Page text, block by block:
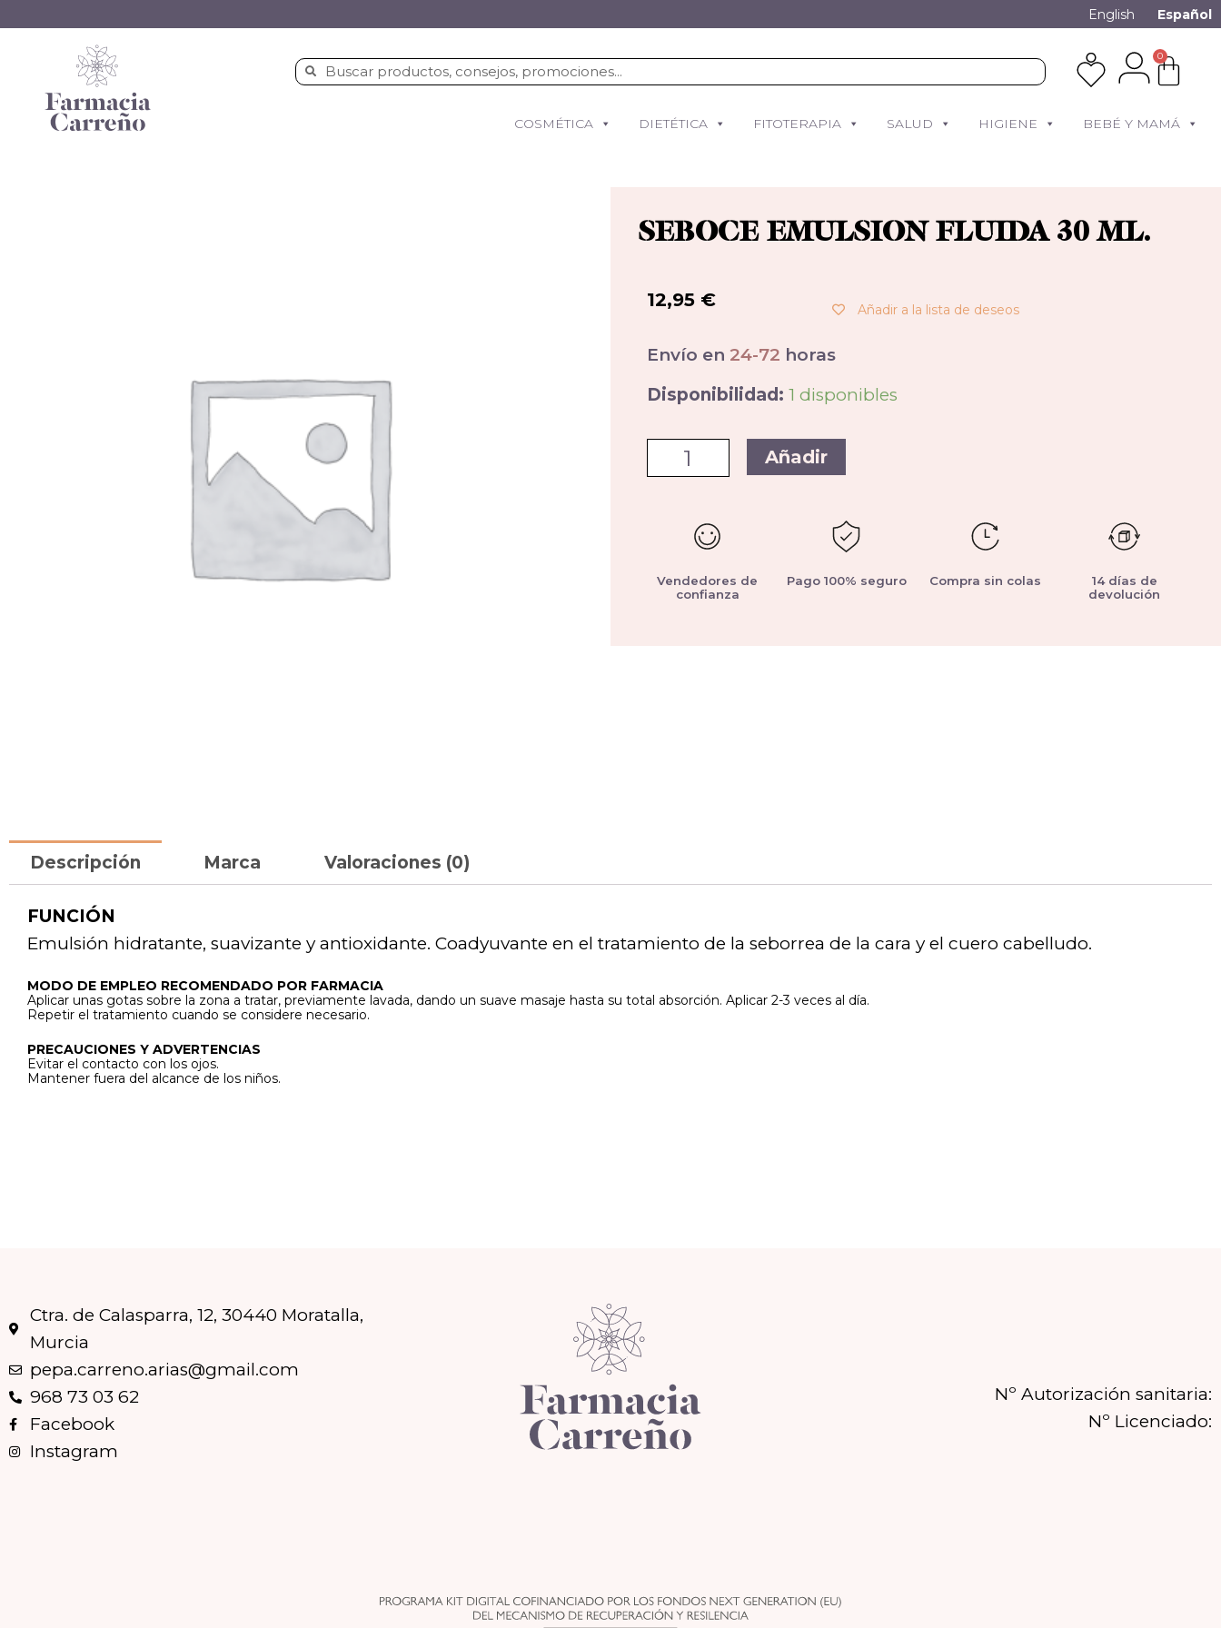
English Español
0
COSMÉTICA DIETÉTICA FITOTERAPIA SALUD HIGIENE BEBÉ Y MAMÁ
SEBOCE EMULSION FLUIDA 30 ML.
12,95 € Añadir a la lista de deseos
Envío en 24-72 horas
Disponibilidad: 1 disponibles
Añadir
Vendedores de
confianza
Pago 100% seguro Compra sin colas
14 días de
devolución
Descripción Marca Valoraciones (0)
FUNCIÓN
Emulsión hidratante, suavizante y antioxidante. Coadyuvante en el tratamiento de la seborrea de la cara y el cuero cabelludo.
MODO DE EMPLEO RECOMENDADO POR FARMACIA
Aplicar unas gotas sobre la zona a tratar, previamente lavada, dando un suave masaje hasta su total absorción. Aplicar 2-3 veces al día.
Repetir el tratamiento cuando se considere necesario.
PRECAUCIONES Y ADVERTENCIAS
Evitar el contacto con los ojos.
Mantener fuera del alcance de los niños.
Ctra. de Calasparra, 12, 30440 Moratalla,
Murcia
pepa.carreno.arias@gmail.com
968 73 03 62
Facebook
Instagram
Nº Autorización sanitaria:
Nº Licenciado: